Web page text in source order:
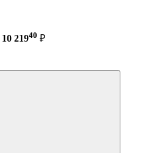
10 21940 ₽